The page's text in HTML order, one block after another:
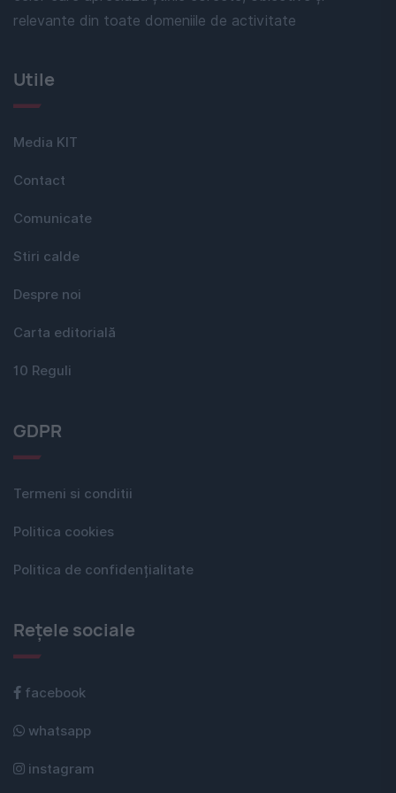
relevante din toate domeniile de activitate
Utile
Media KIT
Contact
Comunicate
Stiri calde
Despre noi
Carta editorială
10 Reguli
GDPR
Termeni si conditii
Politica cookies
Politica de confidențialitate
Rețele sociale
facebook
whatsapp
instagram